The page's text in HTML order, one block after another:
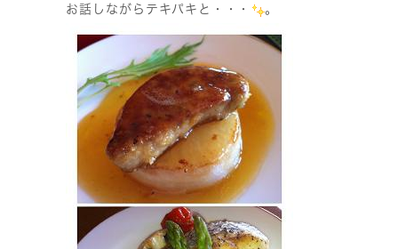
お話しながらテキパキと・・・ 。